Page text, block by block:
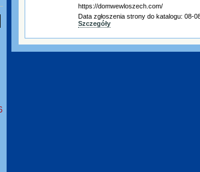
https://domwewloszech.com/
Data zgłoszenia strony do katalogu: 08-
Szczegóły